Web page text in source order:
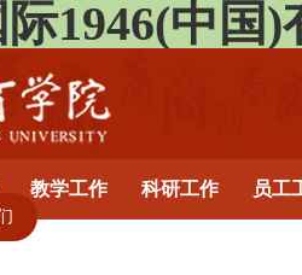
1946(中国
教学工作 科研工作 员工